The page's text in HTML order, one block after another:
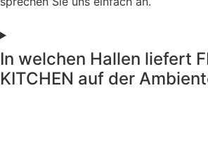
In welchen Hallen liefert
KITCHEN auf der